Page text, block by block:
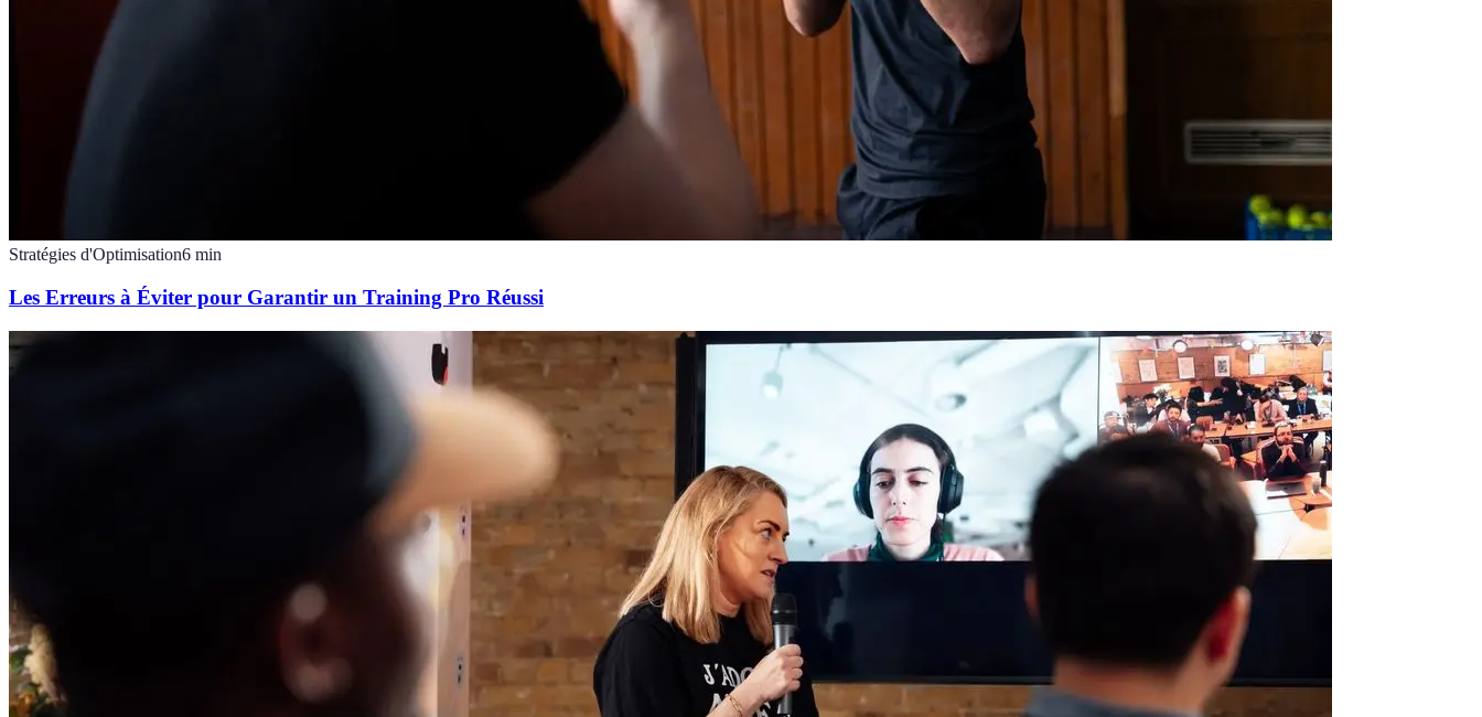
Stratégies d'Optimisation6 min
Les Erreurs à Éviter pour Garantir un Training Pro Réussi